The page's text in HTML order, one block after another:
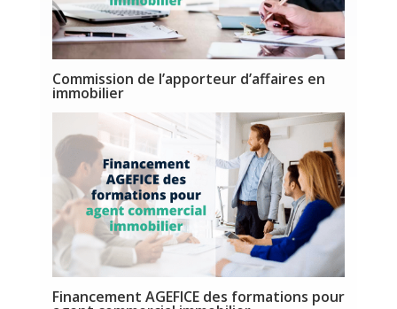
Commission de l’apporteur d’affaires en
immobilier
Financement AGEFICE des formations pour